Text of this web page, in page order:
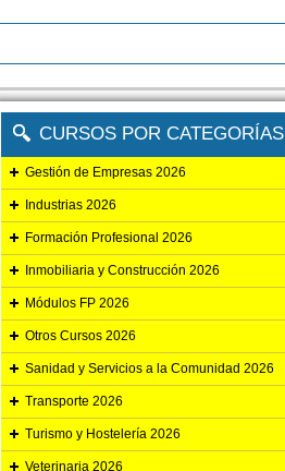
CURSOS POR CATEGORÍAS
Gestión de Empresas 2026
Industrias 2026
Formación Profesional 2026
Inmobiliaria y Construcción 2026
Módulos FP 2026
Otros Cursos 2026
Sanidad y Servicios a la Comunidad 2026
Transporte 2026
Turismo y Hostelería 2026
Veterinaria 2026